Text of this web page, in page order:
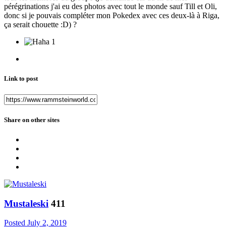
pérégrinations j'ai eu des photos avec tout le monde sauf Till et Oli,
donc si je pouvais compléter mon Pokedex avec ces deux-là à Riga,
ça serait chouette :D) ?
1
Link to post
Share on other sites
Mustaleski 411
Posted July 2, 2019